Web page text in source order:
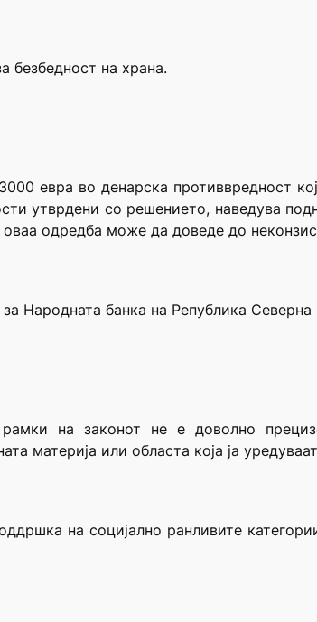
безбедност на храна.
евра во денарска противвредност
утврдени со решението, наведува
одредба може да доведе до
Народната банка на Република Северна
на законот не е доволно
материја или областа која ја
на социјално ранливите